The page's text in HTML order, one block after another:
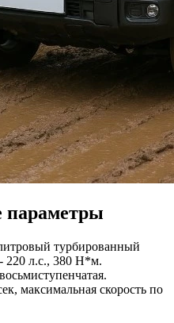
параметры
турбированный
220 л.с., 380 Н*м.
максимальная скорость по